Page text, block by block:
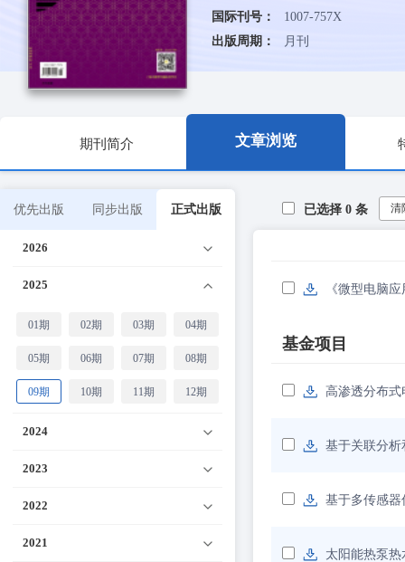
国际刊号：
1007-757X
出版周期：
月刊
期刊简介 文章浏览
优先出版 同步出版 正式出版
2026
2025
01期 02期 03期 04期
05期 06期 07期 08期
09期 10期 11期 12期
2024
2023
2022
2021
已选择 0 条 清
《微型电脑
基金项目
高渗透分布
基于关联分
基于多传感
太阳能热泵